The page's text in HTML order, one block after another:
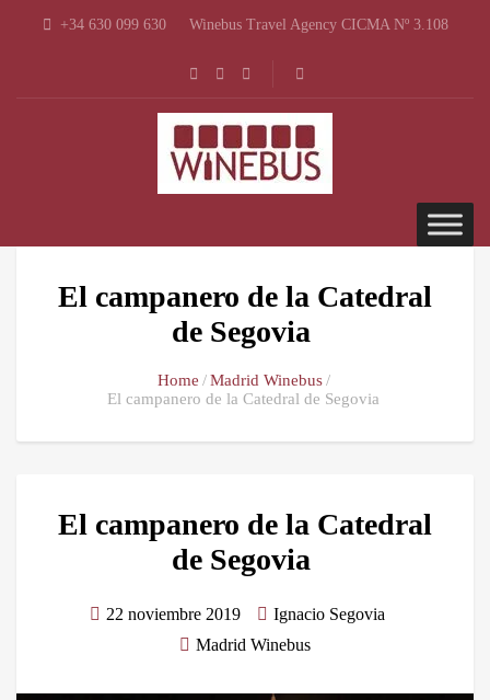
+34 630 099 630 Winebus Travel Agency CICMA Nº 3.108
El campanero de la Catedral
de Segovia
Home
Madrid Winebus
El campanero de la Catedral de Segovia
El campanero de la Catedral
de Segovia
22 noviembre 2019
Ignacio Segovia
Madrid Winebus